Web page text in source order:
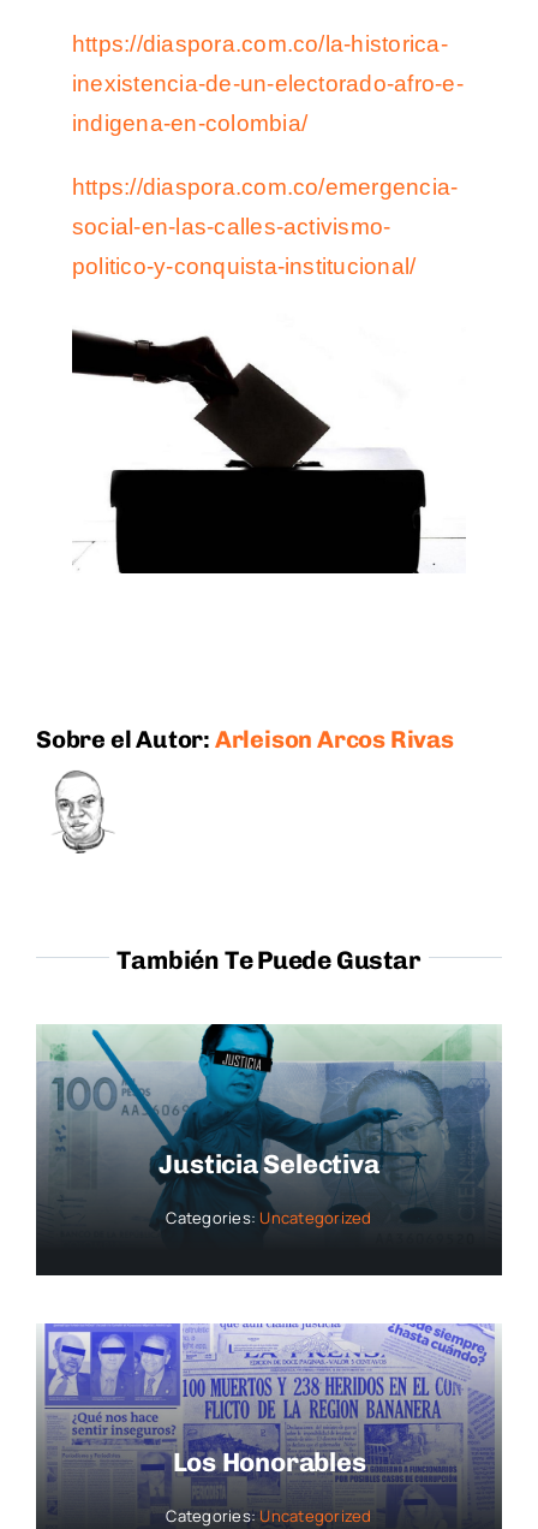
https://diaspora.com.co/la-historica-
inexistencia-de-un-electorado-afro-e-
indigena-en-colombia/
https://diaspora.com.co/emergencia-
social-en-las-calles-activismo-
politico-y-conquista-institucional/
Sobre el Autor: Arleison Arcos Rivas
También Te Puede Gustar
Justicia Selectiva
Categories: Uncategorized
Los Honorables
Categories:Uncategorized